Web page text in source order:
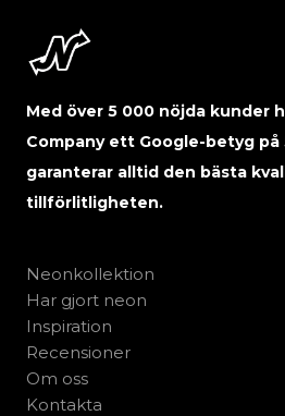
Med över 5 000 nöjda kunder
Company ett Google-betyg på
garanterar alltid den bästa
tillförlitligheten.
Neonkollektion
Har gjort neon
Inspiration
Recensioner
Om oss
Kontakta